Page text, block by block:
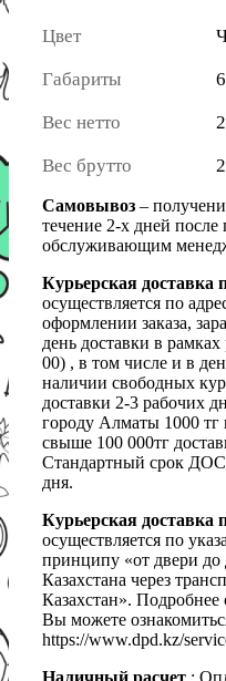
Цвет
Габариты
Вес нетто
Вес брутто
Самовывоз –
течение 2-х дней после
обслуживающим
Курьерская доставка
осуществляется по
оформлении заказа,
день доставки в
00) , в том числе и в
наличии свободных
доставки 2-3
городу Алматы 1000 тг
свыше 100 000тг
Стандартный срок
дня.
Курьерская доставка
осуществляется по
принципу «от двери до
Казахстана через
Казахстан».
Вы можете
https://www.dpd.kz/